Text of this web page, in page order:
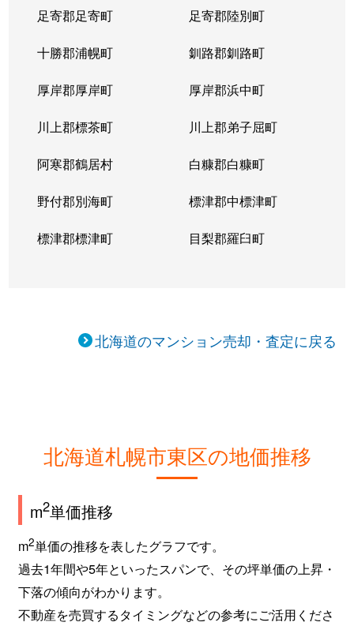
足寄郡足寄町 足寄郡陸別町
十勝郡浦幌町 釧路郡釧路町
厚岸郡厚岸町 厚岸郡浜中町
川上郡標茶町 川上郡弟子屈町
阿寒郡鶴居村 白糠郡白糠町
野付郡別海町 標津郡中標津町
標津郡標津町 目梨郡羅臼町
北海道のマンション売却・査定に戻る
北海道札幌市東区の地価推移
m2単価推移
m2単価の推移を表したグラフです。
過去1年間や5年といったスパンで、その坪単価の上昇・
下落の傾向がわかります。
不動産を売買するタイミングなどの参考にご活用くださ